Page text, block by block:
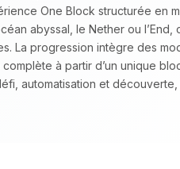
One Block structurée en
abyssal, le Nether ou l’End,
La progression intègre des
à partir d’un unique
automatisation et